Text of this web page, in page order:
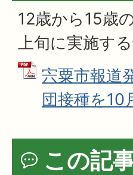
12歳から15歳
上旬に実施する
宍粟市報道
団接種を10
この記